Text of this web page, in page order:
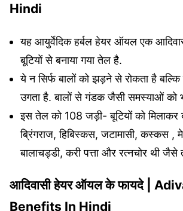
Hindi
यह आयुर्वेदिक हर्बल हेयर ऑयल एक
बूटियों से बनाया गया तेल है.
ये न सिर्फ बालों को झड़ने से रोकता है बल्कि
उगता है. बालों से गंडक जैसी समस्याओं को
इस तेल को 108 जड़ी- बूटियों को मिलाकर
ब्रिंगराज, हिबिस्कस, जटामासी, कस्कस ,
बालाचड्डी, करी पत्ता और रत्नचोर थी जैसे
आदिवासी हेयर ऑयल के फायदे |
Benefits In Hindi